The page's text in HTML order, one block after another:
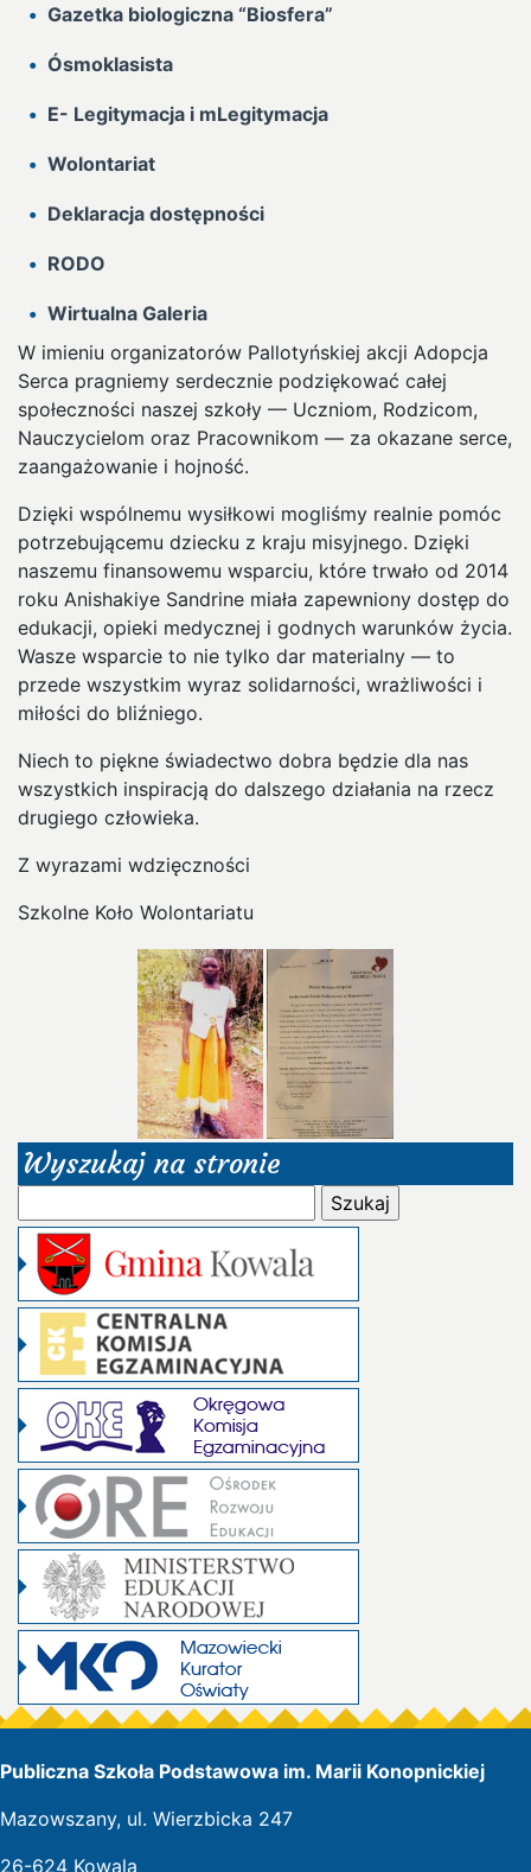
Gazetka biologiczna “Biosfera”
Ósmoklasista
E- Legitymacja i mLegitymacja
Wolontariat
Deklaracja dostępności
RODO
Wirtualna Galeria
W imieniu organizatorów Pallotyńskiej akcji Adopcja
Serca pragniemy serdecznie podziękować całej
społeczności naszej szkoły — Uczniom, Rodzicom,
Nauczycielom oraz Pracownikom — za okazane serce,
zaangażowanie i hojność.
Dzięki wspólnemu wysiłkowi mogliśmy realnie pomóc
potrzebującemu dziecku z kraju misyjnego. Dzięki
naszemu finansowemu wsparciu, które trwało od 2014
roku Anishakiye Sandrine miała zapewniony dostęp do
edukacji, opieki medycznej i godnych warunków życia.
Wasze wsparcie to nie tylko dar materialny — to
przede wszystkim wyraz solidarności, wrażliwości i
miłości do bliźniego.
Niech to piękne świadectwo dobra będzie dla nas
wszystkich inspiracją do dalszego działania na rzecz
drugiego człowieka.
Z wyrazami wdzięczności
Szkolne Koło Wolontariatu
Wyszukaj na stronie
Publiczna Szkoła Podstawowa im. Marii Konopnickiej
Mazowszany, ul. Wierzbicka 247
26-624 Kowala